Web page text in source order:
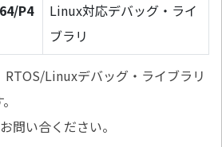
P4
Linux対応デバッグ・ライ
ブラリ
Linuxデバッグ・ライブラリ
問い合ください。